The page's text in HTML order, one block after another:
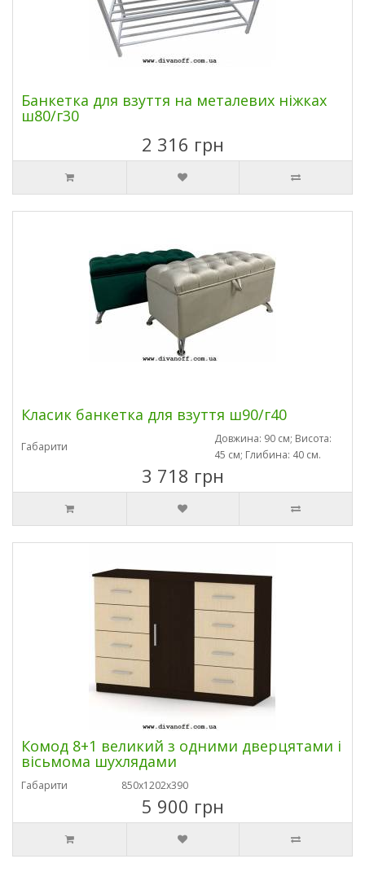
Банкетка для взуття на металевих ніжках
ш80/г30
2 316 грн
Класик банкетка для взуття ш90/г40
Габарити
Довжина: 90 см; Висота:
45 см; Глибина: 40 см.
3 718 грн
Комод 8+1 великий з одними дверцятами і
вісьмома шухлядами
Габарити 850х1202х390
5 900 грн